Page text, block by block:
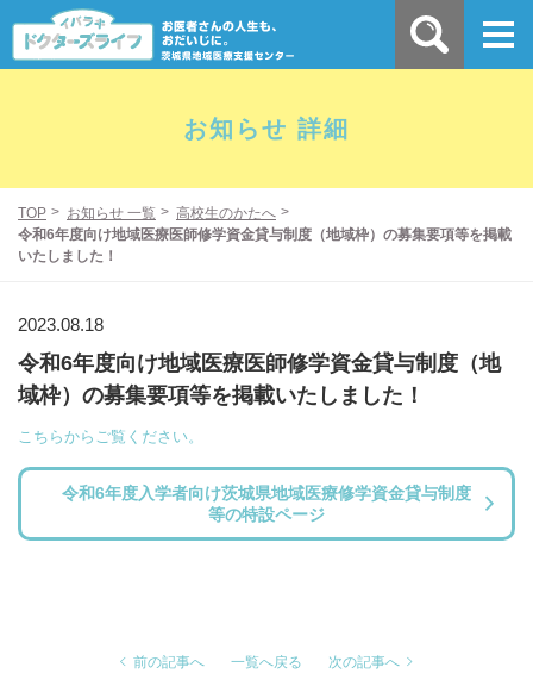
お知らせ 詳細
TOP お知らせ 一覧
高校生のかたへ
令和6年度向け地域医療医師修学資金貸与制度（地域枠）の募集要項等を掲載
いたしました！
2023.08.18
令和6年度向け地域医療医師修学資金貸与制度（地
域枠）の募集要項等を掲載いたしました！
こちらからご覧ください。
令和6年度入学者向け茨城県地域医療修学資金貸与制度
等の特設ページ
前の記事へ 一覧へ戻る 次の記事へ